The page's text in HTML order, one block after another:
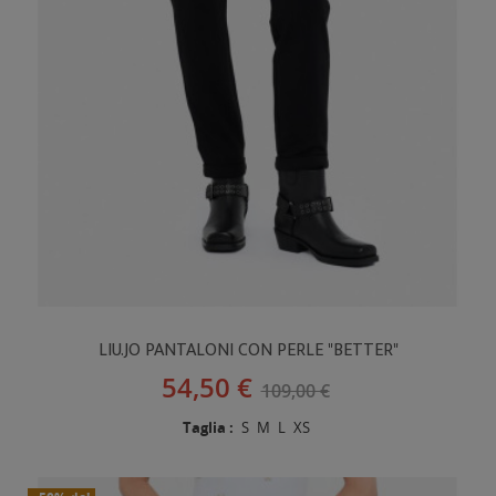
LIU.JO PANTALONI CON PERLE "BETTER"
54,50 € 109,00 €
Taglia : S M L XS